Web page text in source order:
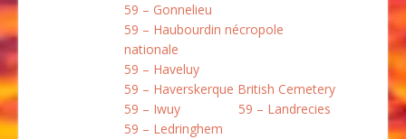
59 – Gonnelieu
59 – Haubourdin nécropole
nationale
59 – Haveluy
59 – Haverskerque British Cemetery
59 – Iwuy
59 – Landrecies
59 – Ledringhem